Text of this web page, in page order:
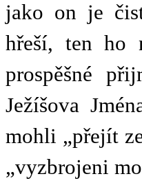
jako on je
hřeší, ten ho
prospěšné
Ježíšova
mohli „přejít
„vyzbrojeni